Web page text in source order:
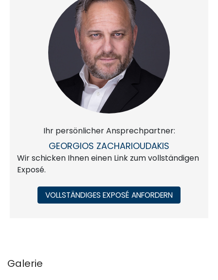
Ihr persönlicher Ansprechpartner:
GEORGIOS ZACHARIOUDAKIS
Wir schicken Ihnen einen Link zum vollständigen
Exposé.
VOLLSTÄNDIGES EXPOSÉ ANFORDERN
Galerie